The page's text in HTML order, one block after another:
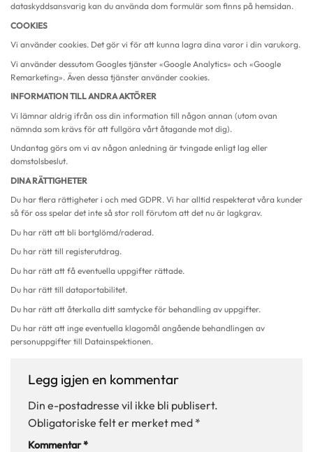
dataskyddsansvarig kan du använda dom formulär som finns på hemsidan.
COOKIES
Vi använder cookies. Det gör vi för att kunna lagra dina varor i din varukorg.
Vi använder dessutom Googles tjänster «Google Analytics» och «Google
Remarketing». Även dessa tjänster använder cookies.
INFORMATION TILL ANDRA AKTÖRER
Vi lämnar aldrig ifrån oss din information till någon annan (utom ovan
nämnda som krävs för att fullgöra vårt åtagande mot dig).
Undantag görs om vi av någon anledning är tvingade enligt lag eller
domstolsbeslut.
DINA RÄTTIGHETER
Du har flera rättigheter i och med GDPR. Vi har alltid respekterat våra kunder
så för oss spelar det inte så stor roll förutom att det nu är lagkgrav.
Du har rätt att bli bortglömd/raderad.
Du har rätt till registerutdrag.
Du har rätt att få eventuella uppgifter rättade.
Du har rätt till dataportabilitet.
Du har rätt att återkalla ditt samtycke för behandling av uppgifter.
Du har rätt att inge eventuella klagomål angående behandlingen av
personuppgifter till Datainspektionen.
Legg igjen en kommentar
Din e-postadresse vil ikke bli publisert.
Obligatoriske felt er merket med *
Kommentar*